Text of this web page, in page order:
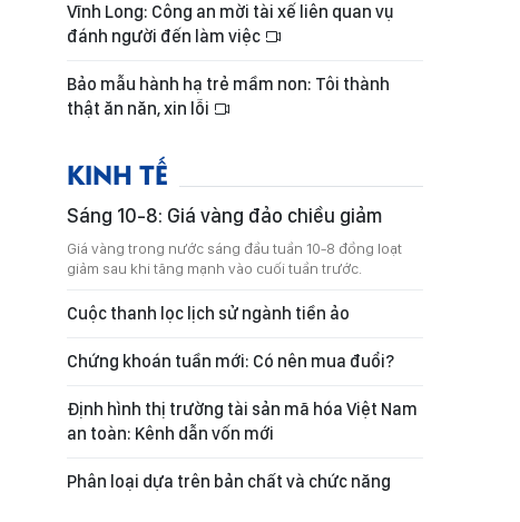
Vĩnh Long: Công an mời tài xế liên quan vụ
đánh người đến làm việc
Bảo mẫu hành hạ trẻ mầm non: Tôi thành
thật ăn năn, xin lỗi
KINH TẾ
Sáng 10-8: Giá vàng đảo chiều giảm
Giá vàng trong nước sáng đầu tuần 10-8 đồng loạt
giảm sau khi tăng mạnh vào cuối tuần trước.
Cuộc thanh lọc lịch sử ngành tiền ảo
Chứng khoán tuần mới: Có nên mua đuổi?
Định hình thị trường tài sản mã hóa Việt Nam
an toàn: Kênh dẫn vốn mới
Phân loại dựa trên bản chất và chức năng